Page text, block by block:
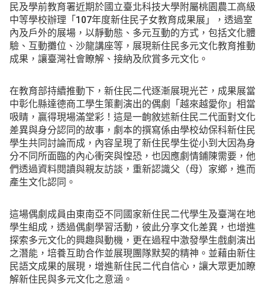
民及學前教育署近期於國立臺北科技大學附屬桃園農工高級
中等學校辦理「107年度新住民子女教育成果展」，透過室
內及戶外的展場，以靜動態、多元互動的方式，包括文化體
驗、互動攤位、沙龍講座等，展現新住民多元文化教育推動
成果，讓臺灣社會瞭解、接納及欣賞多元文化。
在教育部持續推動下，新住民二代逐漸展現光芒，成果展當
中彰化縣達德商工學生策劃演出的偶劇「越來越愛你」相當
吸睛，贏得現場滿堂彩！這是一齣敘述新住民二代面對文化
差異與身分認同的故事，劇本的撰寫係由學校幼保科新住民
學生共同討論而成，內容呈現了新住民學生從小到大因為身
分不同所面臨的內心衝突與惶恐，也因應劇情鋪陳需要，他
們透過資料閱讀與親友訪談，重新認識父（母）家鄉，進而
產生文化認同。
這場偶劇成員由東南亞不同國家新住民二代學生及臺灣在地
學生組成，透過偶劇學習活動，彼此分享文化差異，也增進
探索多元文化的興趣與動機，更在過程中激發學生戲劇演出
之潛能，培養互助合作並展現團隊默契的精神。並藉由新住
民語文成果的展現，增進新住民二代自信心，讓大眾更加瞭
解新住民與多元文化之意涵。